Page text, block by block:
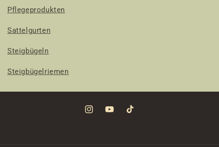
Pflegeprodukten
Sattelgurten
Steigbügeln
Steigbügelriemen
InstagramYouTubeTikTok